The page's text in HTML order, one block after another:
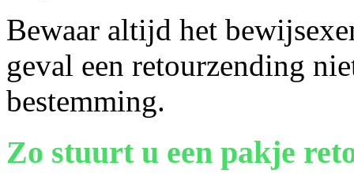
Bewaar altijd het
geval een retourzending
bestemming.
Zo stuurt u een pakje